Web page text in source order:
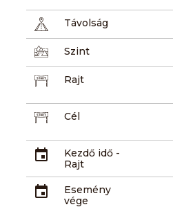
Távolság
Szint
Rajt
Cél
Kezdő idő -
Rajt
Esemény
vége